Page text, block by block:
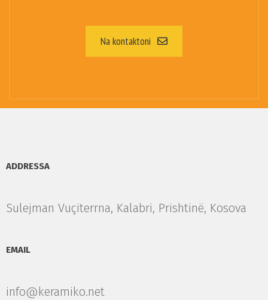
Na kontaktoni
ADDRESSA
Sulejman Vuçiterrna, Kalabri, Prishtinë, Kosova
EMAIL
info@keramiko.net